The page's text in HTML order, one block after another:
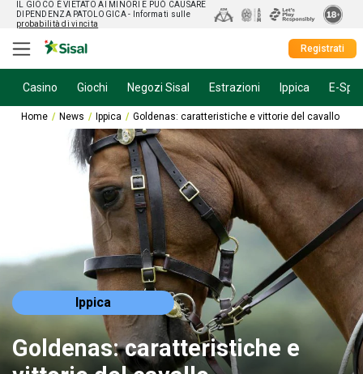
IL GIOCO È VIETATO AI MINORI E PUÒ CAUSARE
DIPENDENZA PATOLOGICA - Informati sulle
probabilità di vincita
Registrati
Casino Giochi Negozi Sisal Estrazioni Ippica E-
Home News Ippica Goldenas: caratteristiche e vittorie del cavallo
Ippica
Goldenas: caratteristiche e